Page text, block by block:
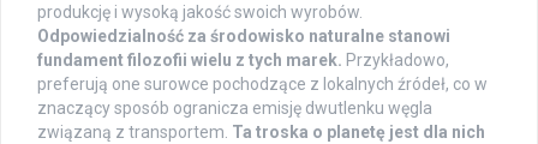
produkcję i wysoką jakość swoich wyrobów.
Odpowiedzialność za środowisko naturalne stanowi
fundament filozofii wielu z tych marek. Przykładowo,
preferują one surowce pochodzące z lokalnych źródeł, co w
znaczący sposób ogranicza emisję dwutlenku węgla
związaną z transportem. Ta troska o planetę jest dla nich